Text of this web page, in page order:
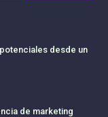
desde un
de marketing